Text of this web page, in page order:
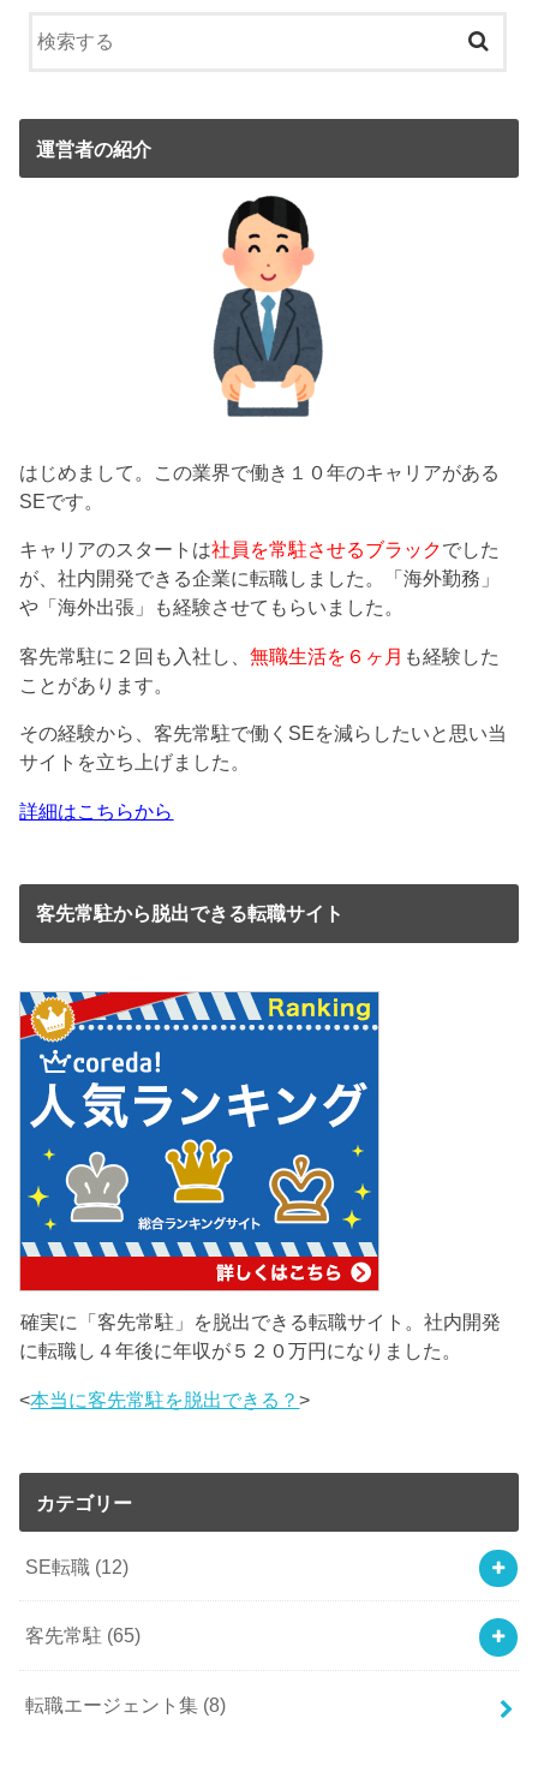
運営者の紹介
はじめまして。この業界で働き１０年のキャリアがある
SEです。
キャリアのスタートは社員を常駐させるブラックでした
が、社内開発できる企業に転職しました。「海外勤務」
や「海外出張」も経験させてもらいました。
客先常駐に２回も入社し、無職生活を６ヶ月 も経験した
ことがあります。
その経験から、客先常駐で働くSEを減らしたいと思い当
サイトを立ち上げました。
詳細はこちらから
客先常駐から脱出できる転職サイト
確実に「客先常駐」を脱出できる転職サイト。社内開発
に転職し４年後に年収が５２０万円になりました。
<本当に客先常駐を脱出できる？>
カテゴリー
SE転職 (12)
客先常駐 (65)
転職エージェント集 (8)